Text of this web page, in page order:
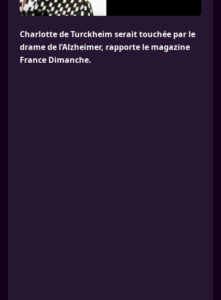
Charlotte de Turckheim serait touchée par le
drame de l’Alzheimer, rapporte le magazine
France Dimanche.